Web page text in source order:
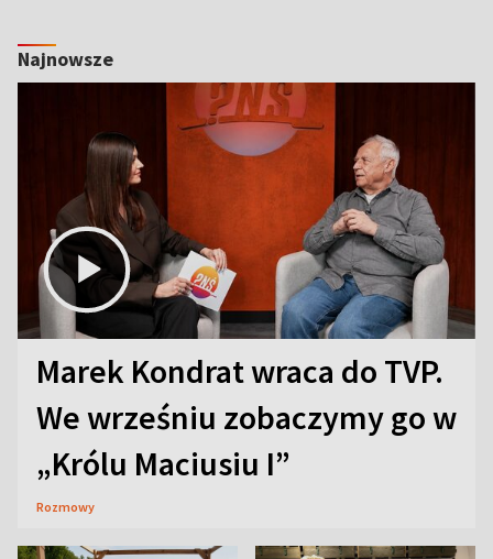
Najnowsze
Marek Kondrat wraca do TVP.
We wrześniu zobaczymy go w
„Królu Maciusiu I”
Rozmowy